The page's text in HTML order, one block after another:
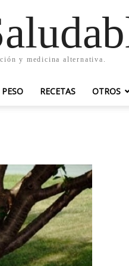
y medicina alternativa.
RECETAS OTROS